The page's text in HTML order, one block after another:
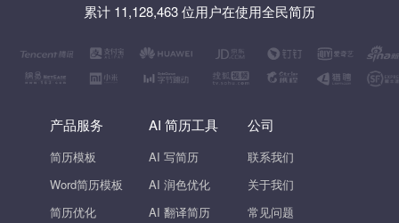
累计 11,128,463 位用户在使用全民简历
产品服务
简历模板
Word简历模板
简历优化
AI 简历工具
AI 写简历
AI 润色优化
AI 翻译简历
公司
联系我们
关于我们
常见问题